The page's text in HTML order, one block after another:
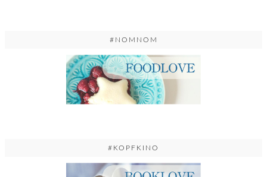
#NOMNOM
#KOPFKINO